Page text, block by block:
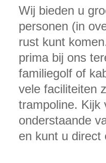
Wij bieden u
personen (in
rust kunt
prima bij ons
familiegolf of
vele faciliteiten
trampoline. Kijk
onderstaande
en kunt u direct